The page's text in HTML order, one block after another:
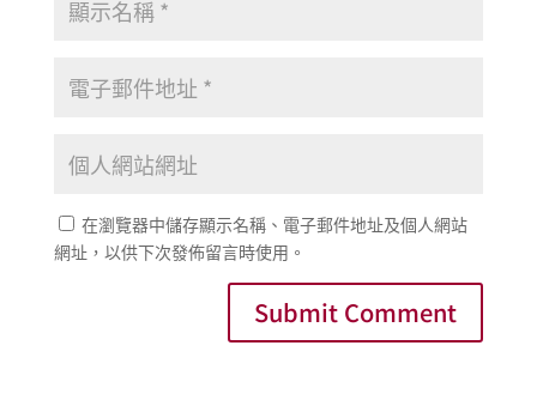
在瀏覽器中儲存顯示名稱、電子郵件地址及個人網站
網址，以供下次發佈留言時使用。